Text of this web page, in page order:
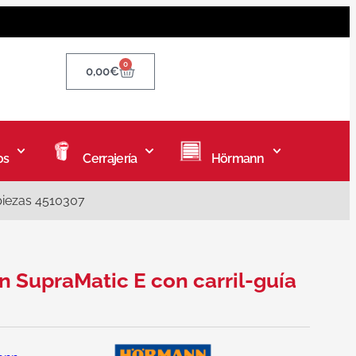
0,00€ 0
Cerrajería Hörmann
4510307
SupraMatic E con carril-guía